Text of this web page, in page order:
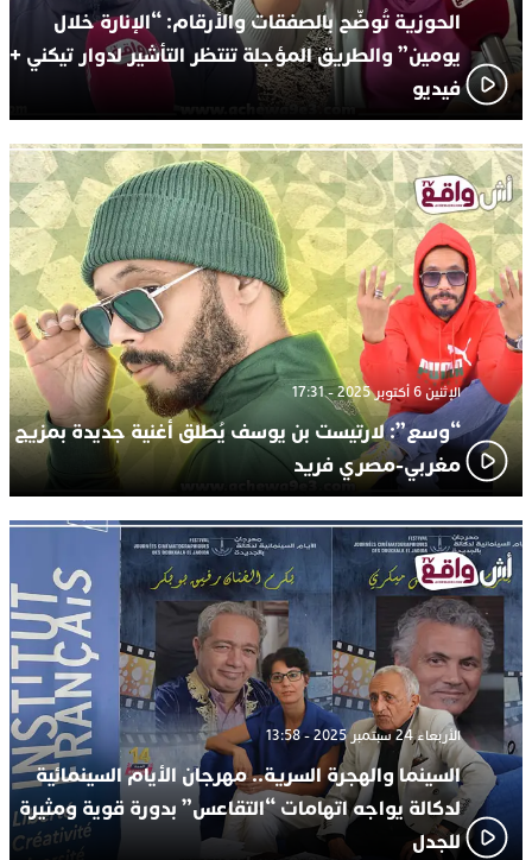
الحوزية تُوضّح بالصفقات والأرقام: “الإنارة خلال
يومين” والطريق المؤجلة تنتظر التأشير لدوار تيكني +
فيديو
الإثنين 6 أكتوبر 2025 - 17:31
“وسع”: لارتيست بن يوسف يُطلق أغنية جديدة بمزيج
مغربي-مصري فريد
الأربعاء 24 سبتمبر 2025 - 13:58
السينما والهجرة السرية.. مهرجان الأيام السينمائية
لدكالة يواجه اتهامات “التقاعس” بدورة قوية ومثيرة
للجدل